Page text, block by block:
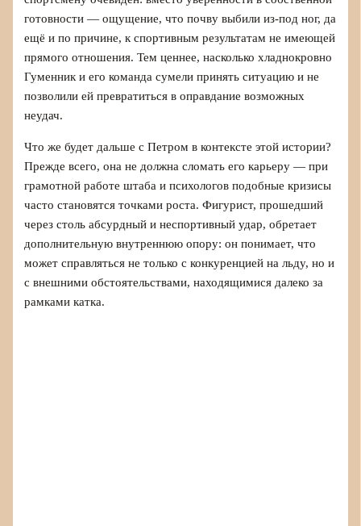
готовности — ощущение, что почву выбили из-под ног, да
ещё и по причине, к спортивным результатам не имеющей
прямого отношения. Тем ценнее, насколько хладнокровно
Гуменник и его команда сумели принять ситуацию и не
позволили ей превратиться в оправдание возможных
неудач.
Что же будет дальше с Петром в контексте этой истории?
Прежде всего, она не должна сломать его карьеру — при
грамотной работе штаба и психологов подобные кризисы
часто становятся точками роста. Фигурист, прошедший
через столь абсурдный и неспортивный удар, обретает
дополнительную внутреннюю опору: он понимает, что
может справляться не только с конкуренцией на льду, но и
с внешними обстоятельствами, находящимися далеко за
рамками катка.